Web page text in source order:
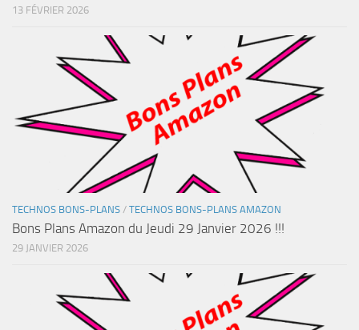
13 FÉVRIER 2026
TECHNOS BONS-PLANS / TECHNOS BONS-PLANS AMAZON
Bons Plans Amazon du Jeudi 29 Janvier 2026 !!!
29 JANVIER 2026